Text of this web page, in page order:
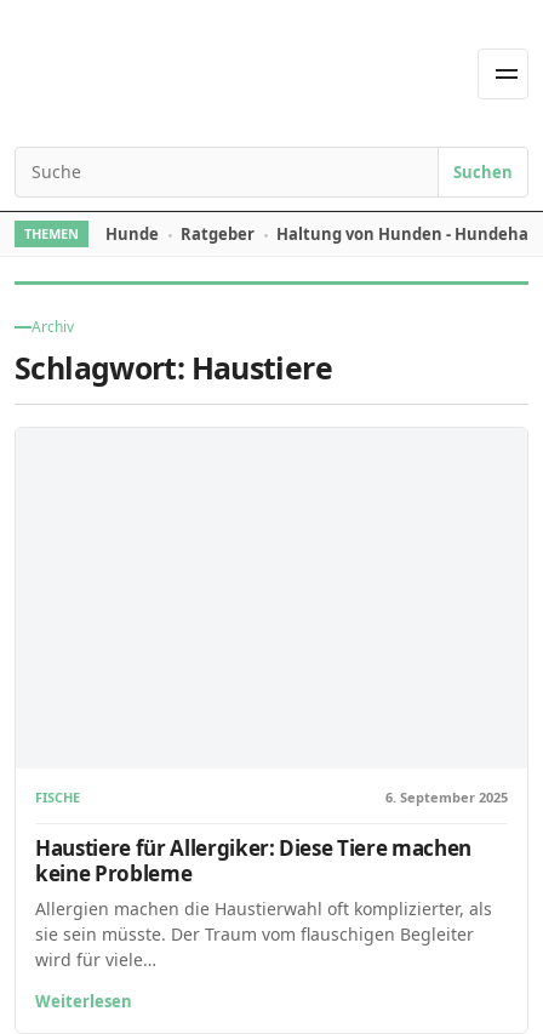
Search for:
Suchen
THEMEN Hunde Ratgeber Haltung von Hunden -
Archiv
Schlagwort: Haustiere
FISCHE 6. September 2025
Haustiere für Allergiker: Diese Tiere machen
keine Probleme
Allergien machen die Haustierwahl oft komplizierter, als
sie sein müsste. Der Traum vom flauschigen Begleiter
wird für viele…
Weiterlesen